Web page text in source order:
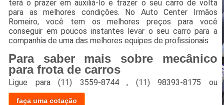
terá o prazer em auxiliá-lo e trazer o seu carro de volta
para as melhores condições. No Auto Center Irmãos
Romeiro, você tem os melhores preços para você
conseguir em poucos instantes levar o seu carro para a
companhia de uma das melhores equipes de profissionais.
Para saber mais sobre mecânico
para frota de carros
Ligue para(11) 3559-8744, (11) 98393-8175 ou
faça uma cotação